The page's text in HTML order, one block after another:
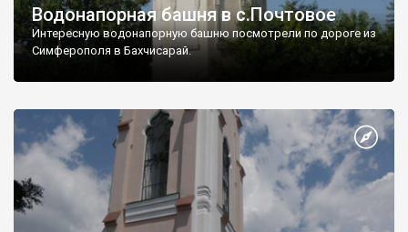
Водонапорная башня в с.Почтовое
Интересную водонапорную башню посмотрели по дороге из
Симферополя в Бахчисарай.